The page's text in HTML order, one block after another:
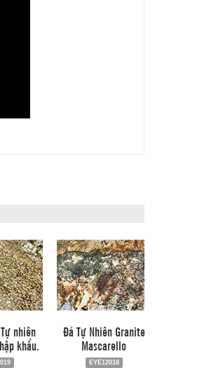
nhiên
khẩu.
Đá Tự Nhiên Granite
Mascarello
EYE12018